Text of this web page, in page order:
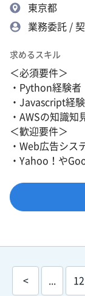
東京都
業務委託 /
求めるスキル
＜必須要件＞
・Python経験者
・Javascript経験
・AWSの知識知
＜歓迎要件＞
・Web広告シス
・Yahoo！や
< 12